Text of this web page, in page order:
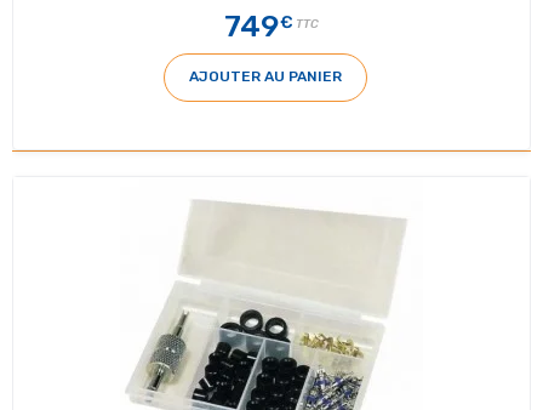
749€ TTC
AJOUTER AU PANIER